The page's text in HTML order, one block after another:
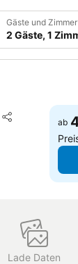
Gäste und Zimmer
2 Gäste, 1
Teilen
Zu ab
Lade Daten